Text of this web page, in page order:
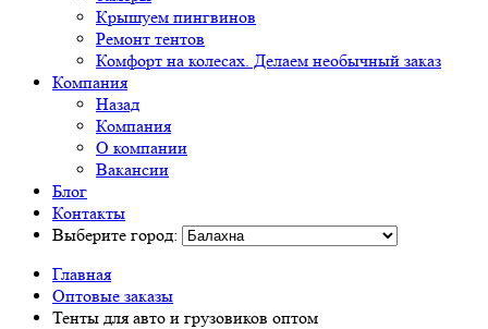
Крышуем пингвинов
Ремонт тентов
Комфорт на колесах. Делаем необычный заказ
Компания
Назад
Компания
О компании
Вакансии
Блог
Контакты
Выберите город:
Главная
Оптовые заказы
Тенты для авто и грузовиков оптом